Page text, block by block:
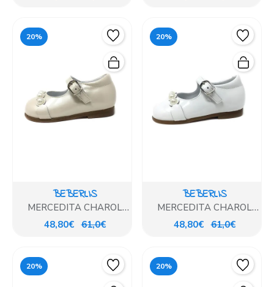
20%
BEBERLIS
MERCEDITA CHAROL
PEARL
48,80€ 61,0€
20%
BEBERLIS
MERCEDITA CHAROL
BLANCO
48,80€ 61,0€
20% 20%